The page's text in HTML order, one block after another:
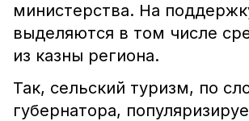
министерства. На
выделяются в том числе
из казны региона.
Так, сельский туризм, по
губернатора,